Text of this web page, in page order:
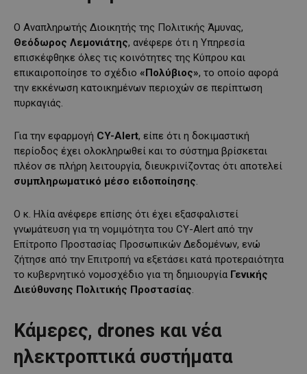
Ο Αναπληρωτής Διοικητής της Πολιτικής Άμυνας,
Θεόδωρος Λεμονιάτης, ανέφερε ότι η Υπηρεσία
επισκέφθηκε όλες τις κοινότητες της Κύπρου και
επικαιροποίησε το σχέδιο «Πολύβιος», το οποίο αφορά
την εκκένωση κατοικημένων περιοχών σε περίπτωση
πυρκαγιάς.
Για την εφαρμογή CY-Alert, είπε ότι η δοκιμαστική
περίοδος έχει ολοκληρωθεί και το σύστημα βρίσκεται
πλέον σε πλήρη λειτουργία, διευκρινίζοντας ότι αποτελεί
συμπληρωματικό μέσο ειδοποίησης.
Ο κ. Ηλία ανέφερε επίσης ότι έχει εξασφαλιστεί
γνωμάτευση για τη νομιμότητα του CY-Alert από την
Επίτροπο Προστασίας Προσωπικών Δεδομένων, ενώ
ζήτησε από την Επιτροπή να εξετάσει κατά προτεραιότητα
το κυβερνητικό νομοσχέδιο για τη δημιουργία Γενικής
Διεύθυνσης Πολιτικής Προστασίας.
Κάμερες, drones και νέα
ηλεκτροπτικά συστήματα